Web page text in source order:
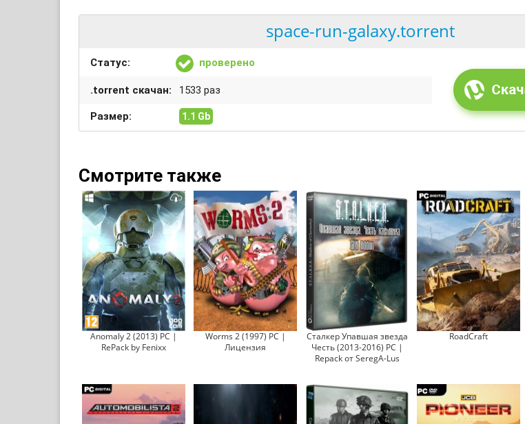
space-run-galaxy.torrent
Статус: проверено
.torrent скачан: 1533 раз
Размер: 1.1 Gb
Смотрите также
Anomaly 2 (2013) PC |
RePack by Fenixx
Worms 2 (1997) PC |
Лицензия
Сталкер Упавшая звезда
Честь (2013-2016) PC |
Repack от SeregA-Lus
RoadCraft